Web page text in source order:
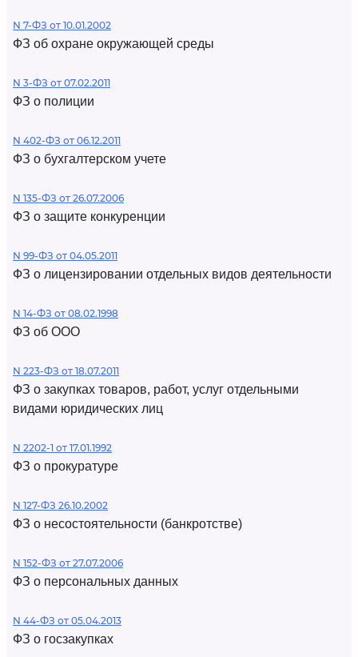
N 7-ФЗ от 10.01.2002
ФЗ об охране окружающей среды
N 3-ФЗ от 07.02.2011
ФЗ о полиции
N 402-ФЗ от 06.12.2011
ФЗ о бухгалтерском учете
N 135-ФЗ от 26.07.2006
ФЗ о защите конкуренции
N 99-ФЗ от 04.05.2011
ФЗ о лицензировании отдельных видов деятельности
N 14-ФЗ от 08.02.1998
ФЗ об ООО
N 223-ФЗ от 18.07.2011
ФЗ о закупках товаров, работ, услуг отдельными
видами юридических лиц
N 2202-1 от 17.01.1992
ФЗ о прокуратуре
N 127-ФЗ 26.10.2002
ФЗ о несостоятельности (банкротстве)
N 152-ФЗ от 27.07.2006
ФЗ о персональных данных
N 44-ФЗ от 05.04.2013
ФЗ о госзакупках